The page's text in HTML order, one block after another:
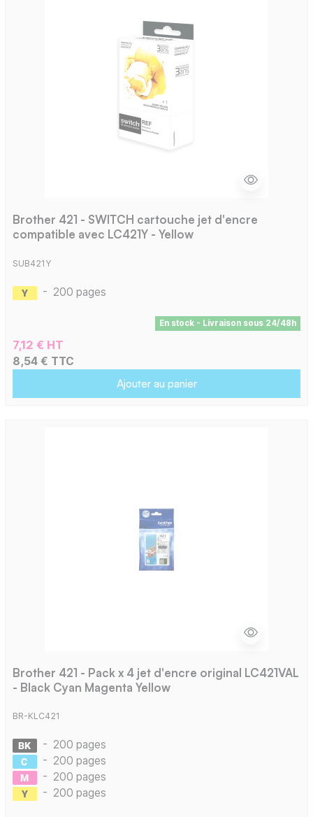
Brother 421 - SWITCH cartouche jet d'encre
compatible avec LC421Y - Yellow
SUB421Y
- 200 pages
En stock - Livraison sous 24/48h
7,12 € HT
8,54 € TTC
Ajouter au panier
Brother 421 - Pack x 4 jet d'encre original LC421VAL
- Black Cyan Magenta Yellow
BR-KLC421
- 200 pages
- 200 pages
- 200 pages
- 200 pages